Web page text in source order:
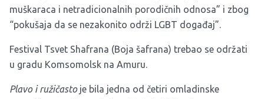
muškaraca i netradicionalnih porodičnih odnosa” i zbog
“pokušaja da se nezakonito održi LGBT događaj”.
Festival Tsvet Shafrana (Boja šafrana) trebao se održati
u gradu Komsomolsk na Amuru.
Plavo i ružičasto je bila jedna od četiri omladinske